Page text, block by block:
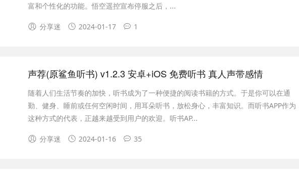
富和个性化的功能。悟空遥控宣布停服之后，...
分享迷 2024-01-17 1
声荐(原鲨鱼听书) v1.2.3 安卓+iOS 免费听书 真人声带感情
随着人们生活节奏的加快，听书成为了一种便捷的阅读书籍的方式。于是你可以在通
勤、健身、睡前或任何空闲时间，用耳朵听书，放松身心，丰富知识。而听书APP作为
这种方式的代表，正越来越受到用户的欢迎。听书AP...
分享迷 2024-01-16 35